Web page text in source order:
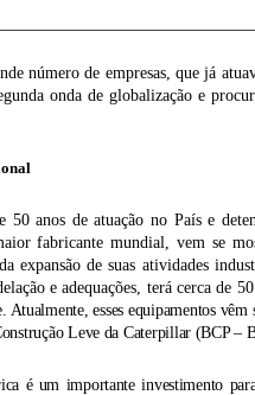
número de empresas, que já
onda de globalização e
50 anos de atuação no País e
fabricante mundial, vem se
expansão de suas atividades
e adequações, terá cerca de
Atualmente, esses equipamentos
Leve da Caterpillar (BCP
é um importante investimento